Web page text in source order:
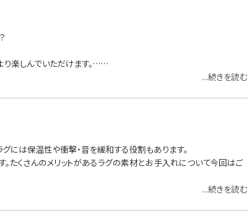
り楽しんでいただけます。……
...続きを読む
グには保温性や衝撃・音を緩和する役割もあります。
たくさんのメリットがあるラグの素材とお手入れについて今回はご
...続きを読む